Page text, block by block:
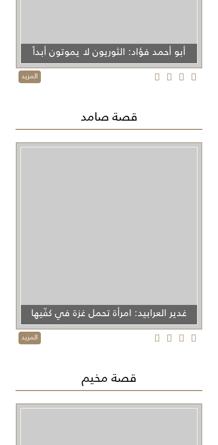
أبو أحمد فؤاد: الثوريون لا يموتون أبداً
المزيد
قصة صامد
غدير العرابيد: امرأة تحمل غزة في كفّيها
المزيد
قصة مخيم